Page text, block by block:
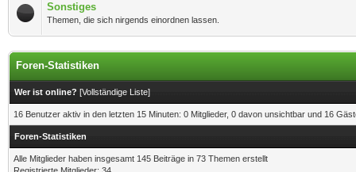
Sonstiges
Themen, die sich nirgends einordnen lassen.
Foren-Statistiken
Wer ist online? [Vollständige Liste]
16 Benutzer aktiv in den letzten 15 Minuten: 0 Mitglieder, 0 davon unsichtbar und 16
Foren-Statistiken
Alle Mitglieder haben insgesamt 145 Beiträge in 73 Themen erstellt